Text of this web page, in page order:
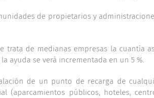
de propietarios y
trata de medianas empresas la cuantía
ayuda se verá incrementada en un 5 %.
de un punto de recarga de
públicos, hoteles,